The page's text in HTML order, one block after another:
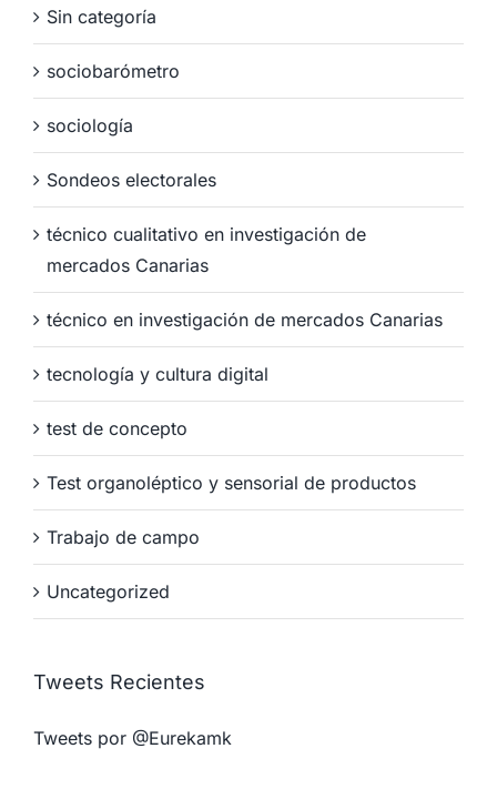
Sin categoría
sociobarómetro
sociología
Sondeos electorales
técnico cualitativo en investigación de
mercados Canarias
técnico en investigación de mercados Canarias
tecnología y cultura digital
test de concepto
Test organoléptico y sensorial de productos
Trabajo de campo
Uncategorized
Tweets Recientes
Tweets por @Eurekamk